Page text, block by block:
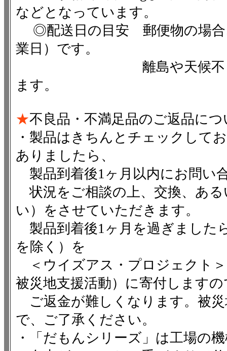
などとなっています。
◎配送日の目安 郵便物の場合
業日）です。
離島や天候不良によ
ます。
★不良品・不満足品のご返品につ
・製品はきちんとチェックして
ありましたら、
製品到着後1ヶ月以内にお問い
状況をご相談の上、交換、あ
い）をさせていただきます。
製品到着後1ヶ月を過ぎました
を除く）を
＜ウイズアス・プロジェクト
被災地支援活動）に寄付しますの
ご返金が難しくなります。被
で、ご了承ください。
・「だもんシリーズ」は工場の